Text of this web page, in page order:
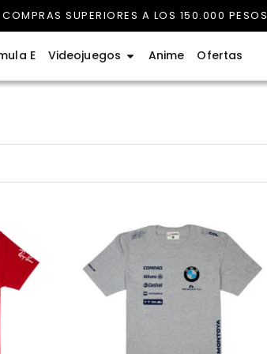
SUPERIORES A LOS 150.000 PESOS
E Videojuegos Abrir Videojuegos
Anime Ofertas